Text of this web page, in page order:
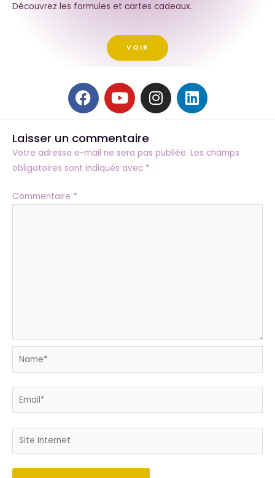
Découvrez les formules et cartes cadeaux.
VOIR
F
a
c
e
b
o
Y
o
u
t
u
b
I
n
s
a
L
i
n
e
Laisser un commentaire
Votre adresse e-mail ne sera pas publiée. Les champs
obligatoires sont indiqués avec *
Commentaire *
Name*
Email*
Site